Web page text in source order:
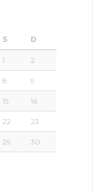
S D
1 2
8 9
15 16
22 23
29 30